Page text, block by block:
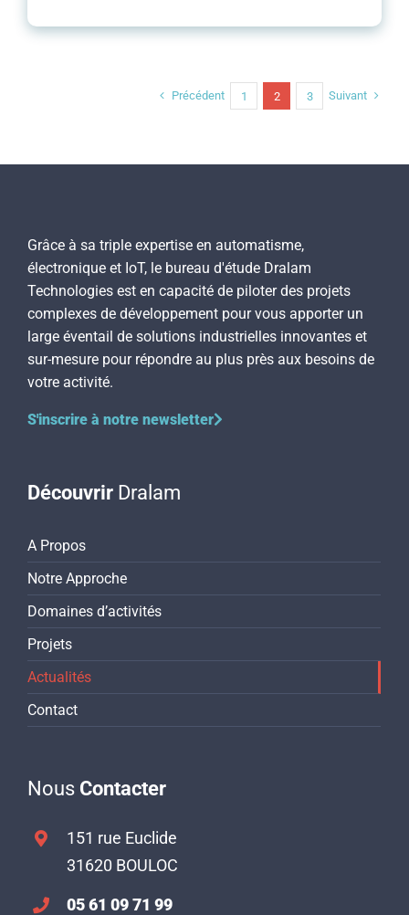
Précédent 1 2 3 Suivant
Grâce à sa triple expertise en automatisme,
électronique et IoT, le bureau d'étude Dralam
Technologies est en capacité de piloter des projets
complexes de développement pour vous apporter un
large éventail de solutions industrielles innovantes et
sur-mesure pour répondre au plus près aux besoins de
votre activité.
S'inscrire à notre newsletter
Découvrir Dralam
A Propos
Notre Approche
Domaines d’activités
Projets
Actualités
Contact
Nous Contacter
151 rue Euclide
31620 BOULOC
05 61 09 71 99